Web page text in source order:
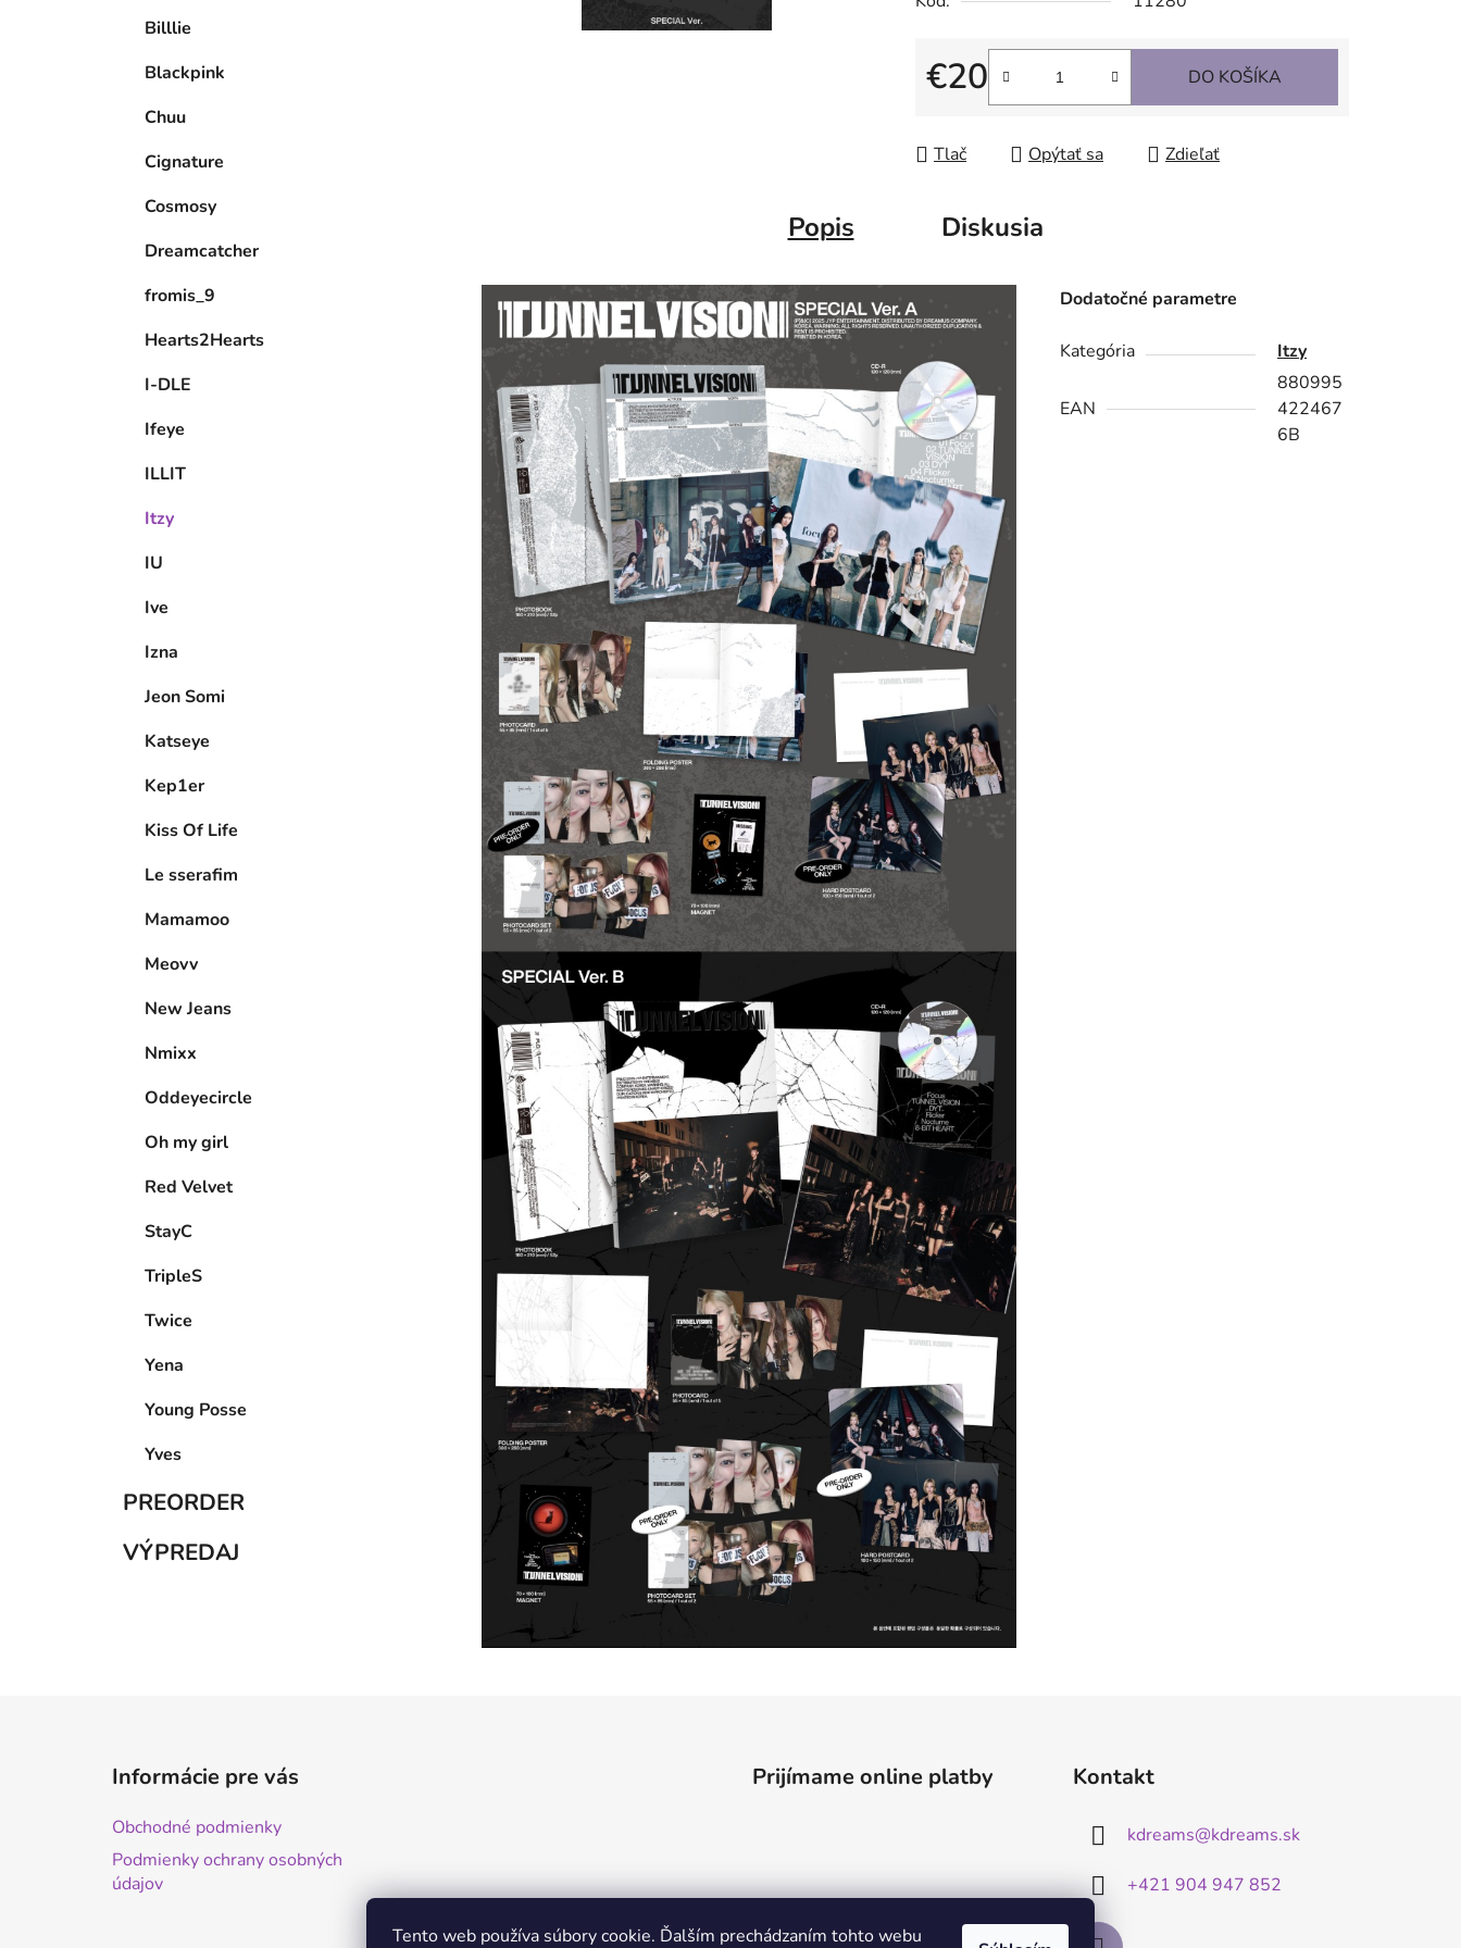
Tento web používa súbory cookie. Ďalším prechádzaním tohto webu
Billlie
Blackpink
Chuu
Cignature
Cosmosy
Dreamcatcher
fromis_9
Hearts2Hearts
I-DLE
Ifeye
ILLIT
Itzy
IU
Ive
Izna
Jeon Somi
Katseye
Kep1er
Kiss Of Life
Le sserafim
Mamamoo
Meovv
New Jeans
Nmixx
Oddeyecircle
Oh my girl
Red Velvet
StayC
TripleS
Twice
Yena
Young Posse
Yves
PREORDER
VÝPREDAJ
€20
Jednotková cena:
DO KOŠÍKA
Tlač Opýtať sa Zdieľať
Popis Diskusia
Dodatočné parametre
Kategória Itzy
EAN
880995
422467
6B
Informácie pre vás
Obchodné podmienky
Podmienky ochrany osobných
údajov
Prijímame online platby Kontakt
kdreams@kdreams.sk
+421 904 947 852